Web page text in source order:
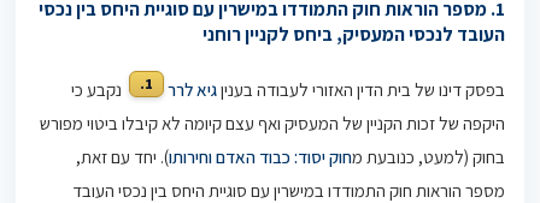
1. מספר הוראות חוק התמודדו במישרין עם סוגיית היחס בין נכסי
העובד לנכסי המעסיק, ביחס לקניין רוחני
בפסק דינו של בית הדין האזורי לעבודה בעניןגיא לרר 1.
נקבע כי
היקפה של זכות הקניין של המעסיק ואף עצם קיומה לא קיבלו ביטוי מפורש
בחוק (למעט, כנובעת מחוק יסוד: כבוד האדם וחירותו). יחד עם זאת,
מספר הוראות חוק התמודדו במישרין עם סוגיית היחס בין נכסי העובד